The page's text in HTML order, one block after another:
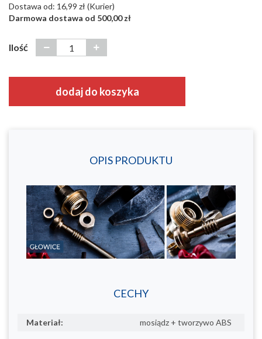
Dostawa od: 16,99 zł (Kurier)
Darmowa dostawa od 500,00 zł
Ilość
dodaj do koszyka
OPIS PRODUKTU
CECHY
Materiał: mosiądz + tworzywo ABS